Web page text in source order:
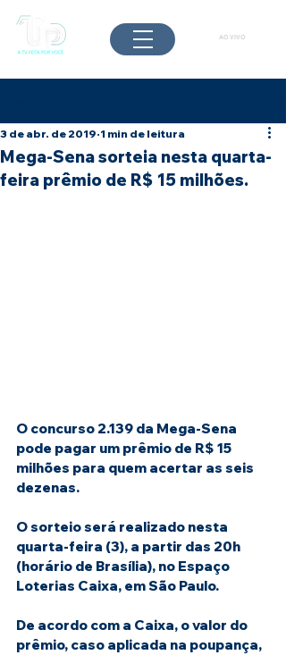
AO VIVO
Mega-Sena sorteia nesta quarta-
feira prêmio de R$ 15 milhões.
3 de abr. de 2019 1 min de leitura
O concurso 2.139 da Mega-Sena
pode pagar um prêmio de R$ 15
milhões para quem acertar as seis
dezenas.
O sorteio será realizado nesta
quarta-feira (3), a partir das 20h
(horário de Brasília), no Espaço
Loterias Caixa, em São Paulo.
De acordo com a Caixa, o valor do
prêmio, caso aplicada na poupança,